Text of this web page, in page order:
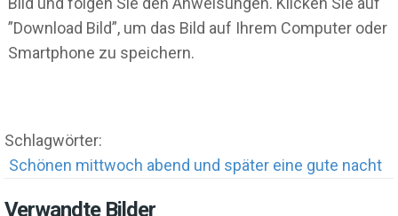
”Download Bild”, um das Bild auf Ihrem Computer oder
Smartphone zu speichern.
Schlagwörter:
Schönen mittwoch abend und später eine gute nacht
Verwandte Bilder